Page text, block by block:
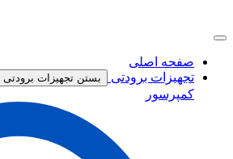
صفحه اصلی
تجهیزات برودتی
بستن تجهیزات برودتی
کمپرسور